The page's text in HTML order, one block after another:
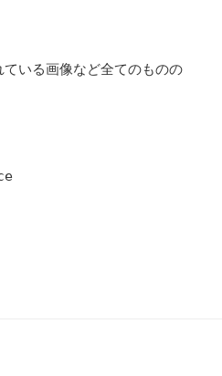
いる画像など全てのものの